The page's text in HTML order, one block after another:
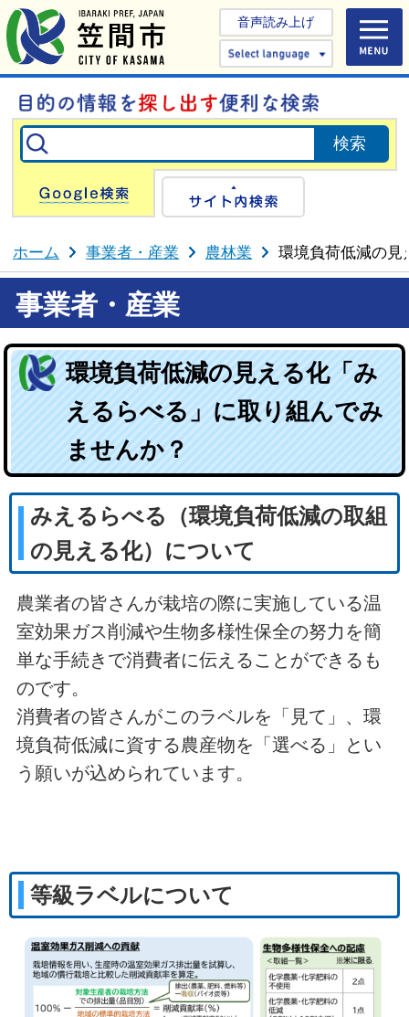
音声読み上げ
Select
Google検索
ホーム 事業者・産業 農林業 環境負荷低減の見
事業者・産業
環境負荷低減の見える化「み
えるらべる」に取り組んでみ
ませんか？
みえるらべる（環境負荷低減の取組
の見える化）について
農業者の皆さんが栽培の際に実施している温
室効果ガス削減や生物多様性保全の努力を簡
単な手続きで消費者に伝えることができるも
のです。
消費者の皆さんがこのラベルを「見て」、環
境負荷低減に資する農産物を「選べる」とい
う願いが込められています。
等級ラベルについて